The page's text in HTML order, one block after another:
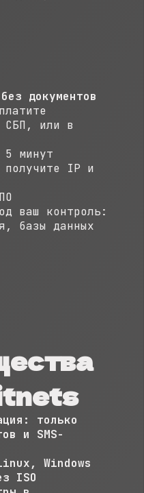
документов
СБП, или в
5 минут
получите IP и
ваш контроль:
базы данных
только
и SMS-
Windows
ISO